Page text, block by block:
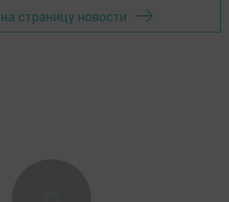
страницу новости